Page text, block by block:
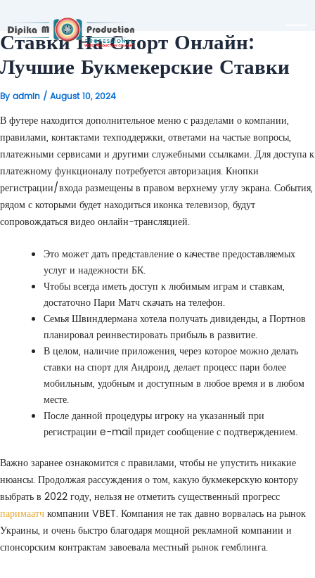
Ставки На Спорт Онлайн:
Лучшие Букмекерские Ставки
By admin / August 10, 2024
В футере находится дополнительное меню с разделами о компании,
правилами, контактами техподдержки, ответами на частые вопросы,
платежными сервисами и другими служебными ссылками. Для доступа к
платежному функционалу потребуется авторизация. Кнопки
регистрации/входа размещены в правом верхнему углу экрана. События,
рядом с которыми будет находиться иконка телевизор, будут
сопровождаться видео онлайн-трансляцией.
Это может дать представление о качестве предоставляемых
услуг и надежности БК.
Чтобы всегда иметь доступ к любимым играм и ставкам,
достаточно Пари Матч скачать на телефон.
Семья Швиндлермана хотела получать дивиденды, а Портнов
планировал реинвестировать прибыль в развитие.
В целом, наличие приложения, через которое можно делать
ставки на спорт для Андроид, делает процесс пари более
мобильным, удобным и доступным в любое время и в любом
месте.
После данной процедуры игроку на указанный при
регистрации e-mail придет сообщение с подтверждением.
Важно заранее ознакомится с правилами, чтобы не упустить никакие
нюансы. Продолжая рассуждения о том, какую букмекерскую контору
выбрать в 2022 году, нельзя не отметить существенный прогресс
паримаатчкомпании VBET. Компания не так давно ворвалась на рынок
Украины, и очень быстро благодаря мощной рекламной компании и
спонсорским контрактам завоевала местный рынок гемблинга.